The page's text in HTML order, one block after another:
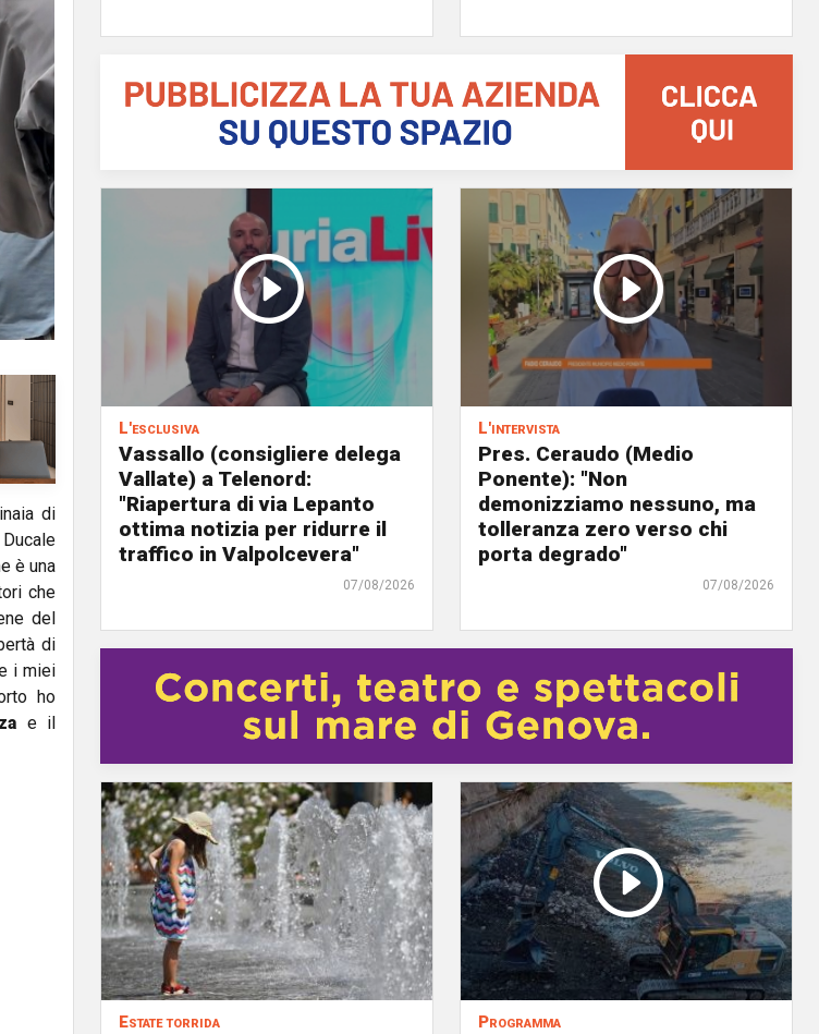
di
è una
che
del
di
i miei
ho
e il
L'esclusiva
Vassallo (consigliere delega
Vallate) a Telenord:
"Riapertura di via Lepanto
ottima notizia per ridurre il
traffico in Valpolcevera"
07/08/2026
L'intervista
Pres. Ceraudo (Medio
Ponente): "Non
demonizziamo nessuno, ma
tolleranza zero verso chi
porta degrado"
07/08/2026
Estate torrida Programma